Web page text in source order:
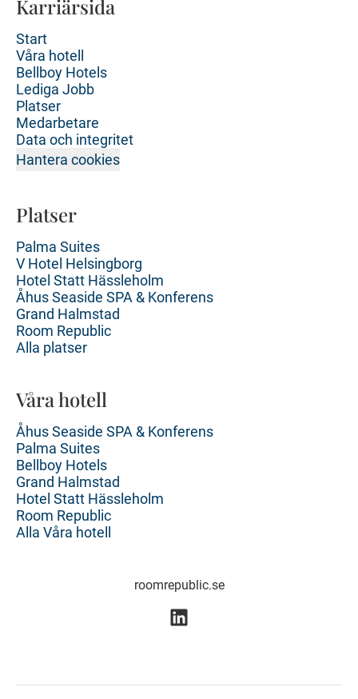
Karriärsida
Start
Våra hotell
Bellboy Hotels
Lediga Jobb
Platser
Medarbetare
Data och integritet
Hantera cookies
Platser
Palma Suites
V Hotel Helsingborg
Hotel Statt Hässleholm
Åhus Seaside SPA & Konferens
Grand Halmstad
Room Republic
Alla platser
Våra hotell
Åhus Seaside SPA & Konferens
Palma Suites
Bellboy Hotels
Grand Halmstad
Hotel Statt Hässleholm
Room Republic
Alla Våra hotell
roomrepublic.se